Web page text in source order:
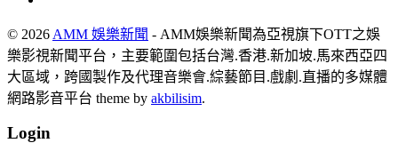
© 2026 AMM 娛樂新聞 - AMM娛樂新聞為亞視旗下OTT之娛
樂影視新聞平台，主要範圍包括台灣.香港.新加坡.馬來西亞四
大區域，跨國製作及代理音樂會.綜藝節目.戲劇.直播的多媒體
網路影音平台 theme by akbilisim.
Login